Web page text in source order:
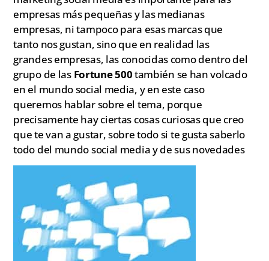
empresas más pequeñas y las medianas
empresas, ni tampoco para esas marcas que
tanto nos gustan, sino que en realidad las
grandes empresas, las conocidas como dentro del
grupo de las Fortune 500también se han volcado
en el mundo social media, y en este caso
queremos hablar sobre el tema, porque
precisamente hay ciertas cosas curiosas que creo
que te van a gustar, sobre todo si te gusta saberlo
todo del mundo social media y de sus novedades